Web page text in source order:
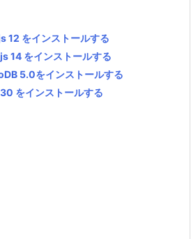
12 をインストールする
14 をインストールする
5.0をインストールする
をインストールする